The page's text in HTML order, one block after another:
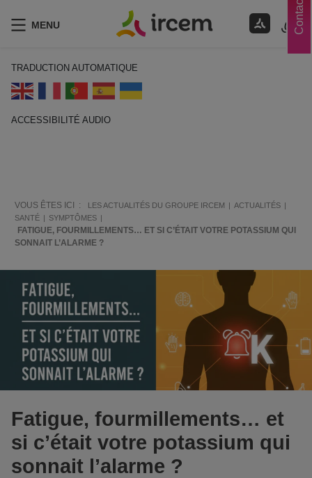
Contacts
MENU
TRADUCTION AUTOMATIQUE
ACCESSIBILITÉ AUDIO
VOUS ÊTES ICI : LES ACTUALITÉS DU GROUPE IRCEM
ACTUALITÉS
SANTÉ
SYMPTÔMES
FATIGUE, FOURMILLEMENTS… ET SI C’ÉTAIT VOTRE POTASSIUM QUI
SONNAIT L’ALARME ?
Fatigue, fourmillements… et
si c’était votre potassium qui
sonnait l’alarme ?